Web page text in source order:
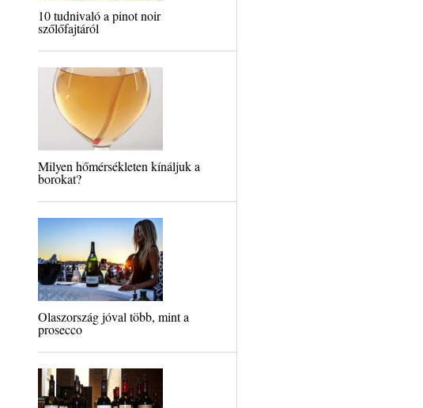
10 tudnivaló a pinot noir
szőlőfajtáról
Milyen hőmérsékleten kínáljuk a
borokat?
Olaszország jóval több, mint a
prosecco